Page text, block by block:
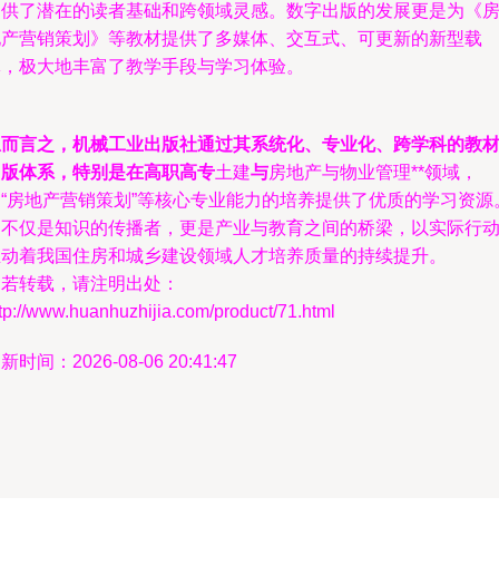
了潜在的读者基础和跨领域灵感。数字出版的发展更是为《房
营销策划》等教材提供了多媒体、交互式、可更新的新型载
极大地丰富了教学手段与学习体验。
言之，机械工业出版社通过其系统化、专业化、跨学科的教材
体系，特别是在高职高专土建与房地产与物业管理**领域，
房地产营销策划”等核心专业能力的培养提供了优质的学习资源
仅是知识的传播者，更是产业与教育之间的桥梁，以实际行动
着我国住房和城乡建设领域人才培养质量的持续提升。
转载，请注明出处：
www.huanhuzhijia.com/product/71.html
时间：2026-08-06 20:41:47